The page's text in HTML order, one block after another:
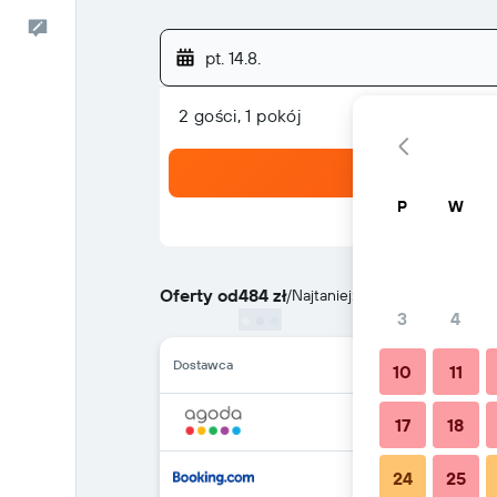
pt. 14.8.
2 gości, 1 pokój
Oferty od484 zł/Najtaniej: cena za noc
Dostawca
P W
3 4
10 11
17 18
24 25